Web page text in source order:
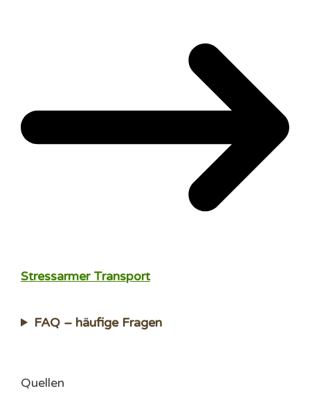
Stressarmer Transport
FAQ – häufige Fragen
Quellen